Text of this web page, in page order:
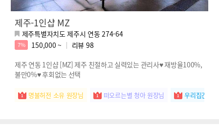
제주-1인샵 MZ
제주특별자치도 제주시 연동 274-64
7% 150,000 ~ 리뷰 98
제주 연동 1인샵 [MZ] 제주 친절하고 실력있는 관리사♥ 재방율100%,
불만0%♥ 후회없는 선택
명불허전 소유 원장님 떠오르는별 청아 원장님 우리집간판